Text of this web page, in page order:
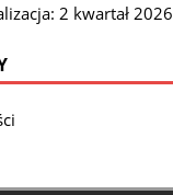
2 kwartał 2026